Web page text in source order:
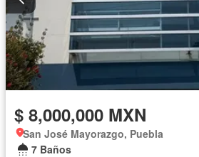
$ 8,000,000 MXN
San José Mayorazgo, Puebla
7 Baños